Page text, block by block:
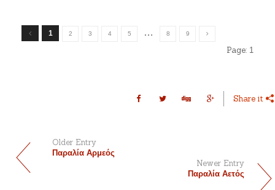
1 2 3 4 5 … 8 9
Page: 1
Share it
Older Entry
Παραλία Αρμεός
Newer Entry
Παραλία Αετός